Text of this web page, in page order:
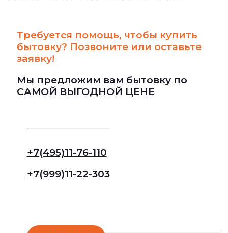
Требуется помощь, чтобы купить
бытовку? Позвоните или оставьте
заявку!
Мы предложим вам бытовку по
САМОЙ ВЫГОДНОЙ ЦЕНЕ
+7(495)11-76-110
+7(999)11-22-303